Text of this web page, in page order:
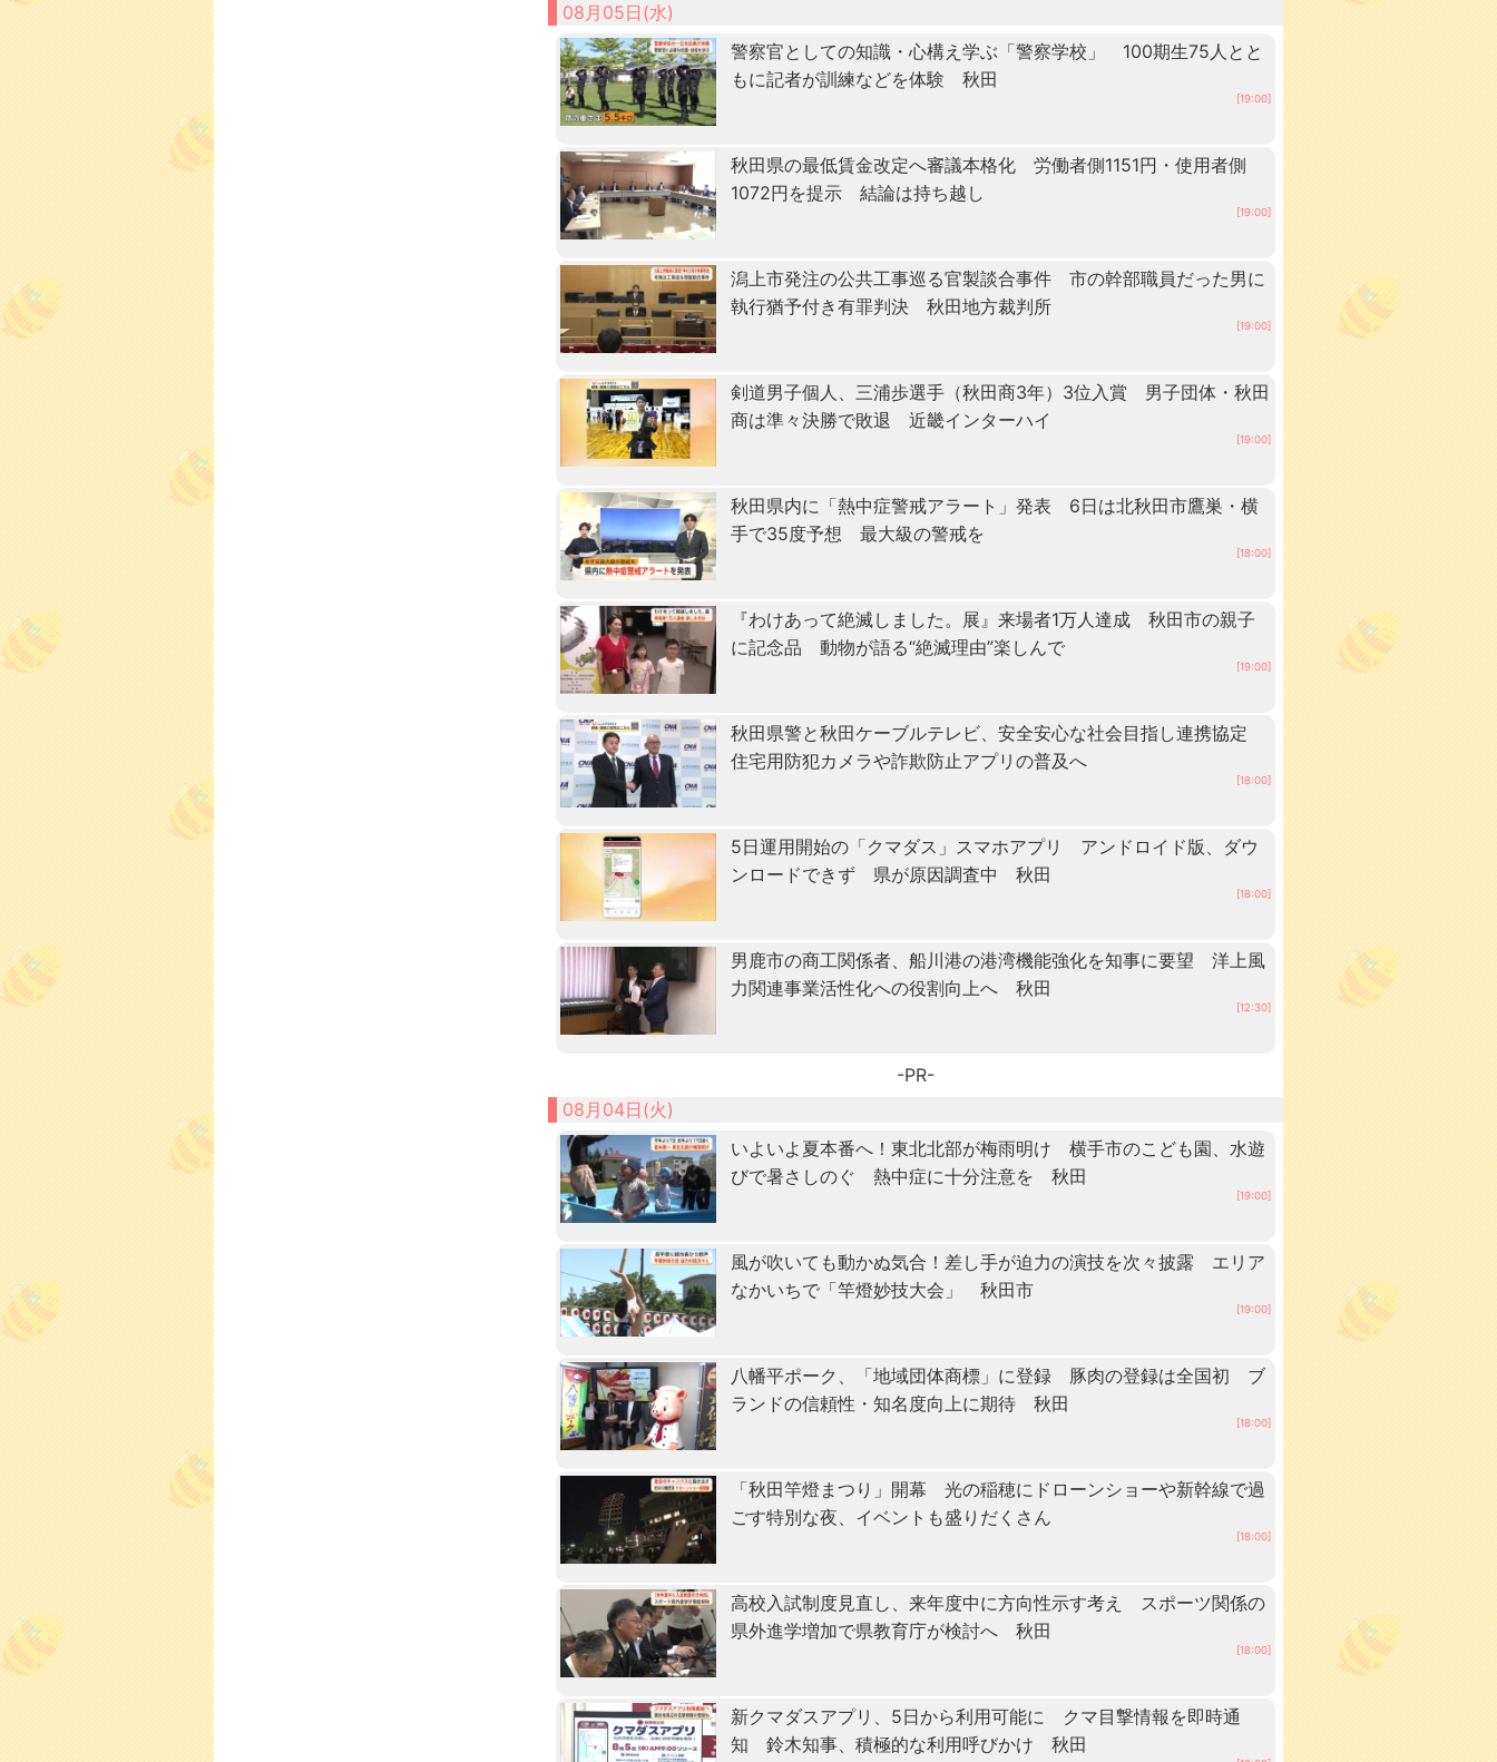
08月05日(水)
警察官としての知識・心構え学ぶ「警察学校」 100期生75人とと
もに記者が訓練などを体験 秋田
[19:00]
秋田県の最低賃金改定へ審議本格化 労働者側1151円・使用者側
1072円を提示 結論は持ち越し
[19:00]
潟上市発注の公共工事巡る官製談合事件 市の幹部職員だった男に
執行猶予付き有罪判決 秋田地方裁判所
[19:00]
剣道男子個人、三浦歩選手（秋田商3年）3位入賞 男子団体・秋田
商は準々決勝で敗退 近畿インターハイ
[19:00]
秋田県内に「熱中症警戒アラート」発表 6日は北秋田市鷹巣・横
手で35度予想 最大級の警戒を
[18:00]
『わけあって絶滅しました。展』来場者1万人達成 秋田市の親子
に記念品 動物が語る“絶滅理由”楽しんで
[19:00]
秋田県警と秋田ケーブルテレビ、安全安心な社会目指し連携協定
住宅用防犯カメラや詐欺防止アプリの普及へ
[18:00]
5日運用開始の「クマダス」スマホアプリ アンドロイド版、ダウ
ンロードできず 県が原因調査中 秋田
[18:00]
男鹿市の商工関係者、船川港の港湾機能強化を知事に要望 洋上風
力関連事業活性化への役割向上へ 秋田
[12:30]
-PR-
08月04日(火)
いよいよ夏本番へ！東北北部が梅雨明け 横手市のこども園、水遊
びで暑さしのぐ 熱中症に十分注意を 秋田
[19:00]
風が吹いても動かぬ気合！差し手が迫力の演技を次々披露 エリア
なかいちで「竿燈妙技大会」 秋田市
[19:00]
八幡平ポーク、「地域団体商標」に登録 豚肉の登録は全国初 ブ
ランドの信頼性・知名度向上に期待 秋田
[18:00]
「秋田竿燈まつり」開幕 光の稲穂にドローンショーや新幹線で過
ごす特別な夜、イベントも盛りだくさん
[18:00]
高校入試制度見直し、来年度中に方向性示す考え スポーツ関係の
県外進学増加で県教育庁が検討へ 秋田
[18:00]
新クマダスアプリ、5日から利用可能に クマ目撃情報を即時通
知 鈴木知事、積極的な利用呼びかけ 秋田